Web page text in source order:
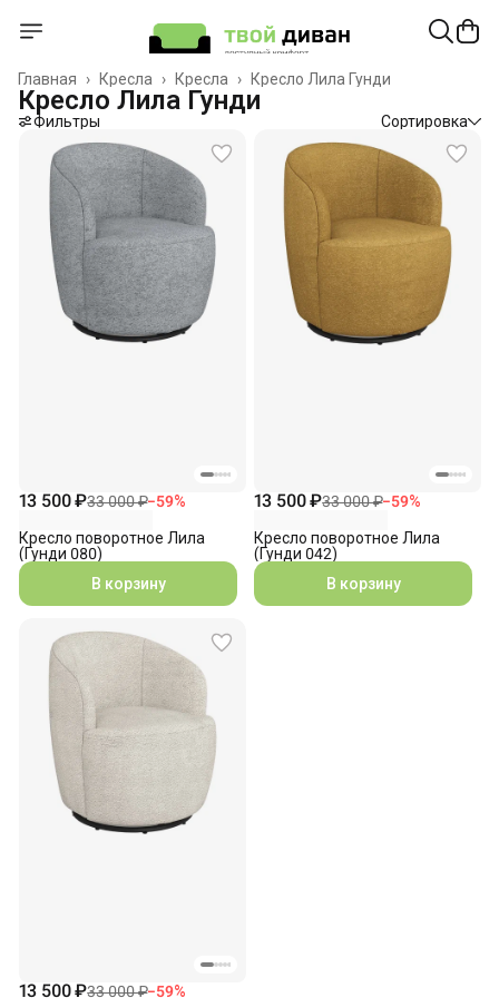
Кресло Лила Гунди
Кресла ›
Кресла ›
Главная ›
Кресло Лила Гунди
Фильтры Сортировка
13 500 ₽33 000 ₽−59%
Кресло поворотное Лила
(Гунди 080)
В корзину
13 500 ₽33 000 ₽−59%
Кресло поворотное Лила
(Гунди 042)
В корзину
13 500 ₽33 000 ₽−59%